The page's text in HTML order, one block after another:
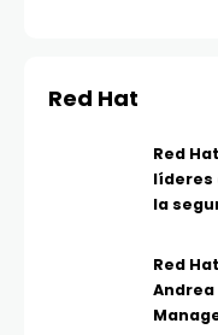
Red Hat
Red
líderes
la
Red
Andrea